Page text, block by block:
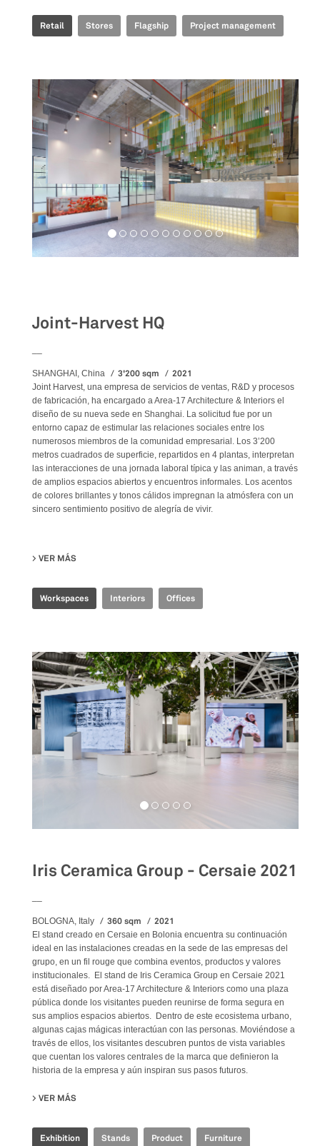
Retail Stores Flagship Project management
Joint-Harvest HQ
SHANGHAI, China 3'200 sqm 2021
Joint Harvest, una empresa de servicios de ventas, R&D y procesos
de fabricación, ha encargado a Area-17 Architecture & Interiors el
diseño de su nueva sede en Shanghai. La solicitud fue por un
entorno capaz de estimular las relaciones sociales entre los
numerosos miembros de la comunidad empresarial. Los 3’200
metros cuadrados de superficie, repartidos en 4 plantas, interpretan
las interacciones de una jornada laboral típica y las animan, a través
de amplios espacios abiertos y encuentros informales. Los acentos
de colores brillantes y tonos cálidos impregnan la atmósfera con un
sincero sentimiento positivo de alegría de vivir.
VER MÁS
Workspaces Interiors Offices
Iris Ceramica Group - Cersaie 2021
BOLOGNA, Italy 360 sqm 2021
El stand creado en Cersaie en Bolonia encuentra su continuación
ideal en las instalaciones creadas en la sede de las empresas del
grupo, en un fil rouge que combina eventos, productos y valores
institucionales. El stand de Iris Ceramica Group en Cersaie 2021
está diseñado por Area-17 Architecture & Interiors como una plaza
pública donde los visitantes pueden reunirse de forma segura en
sus amplios espacios abiertos. Dentro de este ecosistema urbano,
algunas cajas mágicas interactúan con las personas. Moviéndose a
través de ellos, los visitantes descubren puntos de vista variables
que cuentan los valores centrales de la marca que definieron la
historia de la empresa y aún inspiran sus pasos futuros.
VER MÁS
Exhibition Stands Product Furniture